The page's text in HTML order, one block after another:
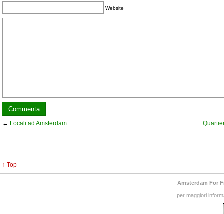
Website
← Locali ad Amsterdam
↑ Top
Amsterdam For
per maggiori